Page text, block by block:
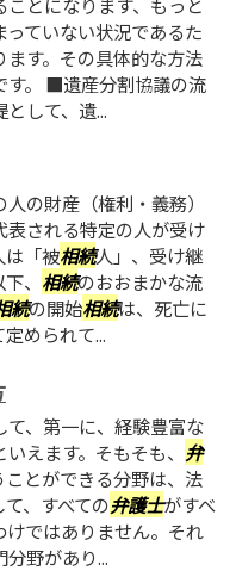
ていない状況であるた
す。その具体的な方法
す。 ■遺産分割協議の流
して、遺...
の財産（権利・義務）
される特定の人が受け
は「被相続人」、受け継
、 相続のおおまかな流
続の開始相続は、死亡に
められて...
て、第一に、経験豊富な
えます。そもそも、 弁
とができる分野は、法
、すべての弁護士がすべ
ではありません。それ
野があり...